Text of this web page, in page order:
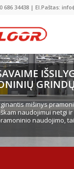
686 34438 | El.Paštas:
mišinys
naudojimui netgi
naudojimo,